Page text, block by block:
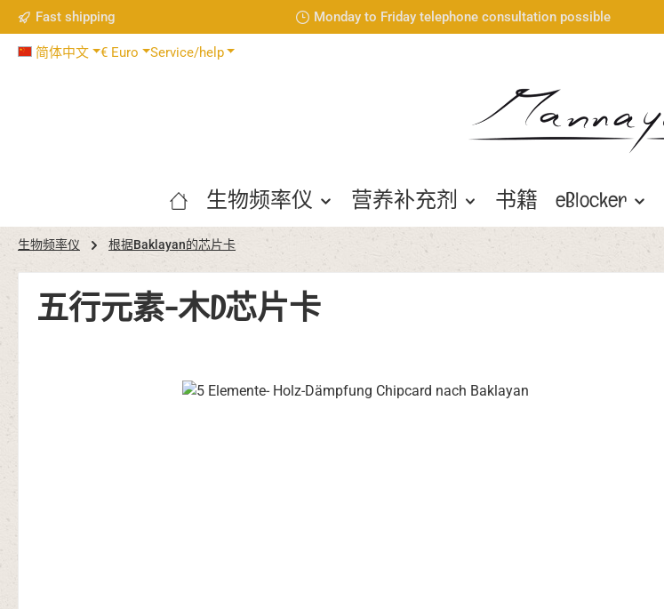
to main content
Skip to search
Skip to main navigation
Fast shipping Monday to Friday telephone consultation possible
简体中文 € Euro Service/help
生物频率仪 营养补充剂 书籍 eBlocker
生物频率仪 根据Baklayan的芯片卡
五行元素-木D芯片卡